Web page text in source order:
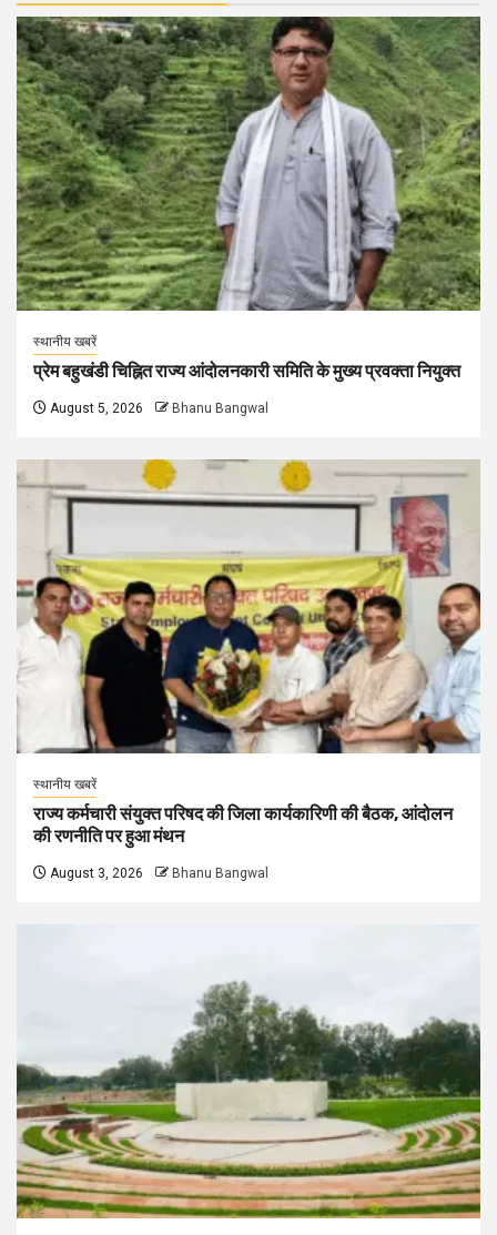
स्थानीय खबरें
प्रेम बहुखंडी चिह्नित राज्य आंदोलनकारी समिति के मुख्य प्रवक्ता नियुक्त
August 5, 2026 Bhanu Bangwal
स्थानीय खबरें
राज्य कर्मचारी संयुक्त परिषद की जिला कार्यकारिणी की बैठक, आंदोलन
की रणनीति पर हुआ मंथन
August 3, 2026 Bhanu Bangwal